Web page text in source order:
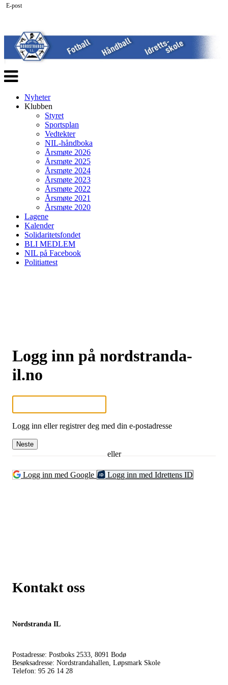
Veksle
navigasjon
Nyheter
Klubben
Styret
Sportsplan
Vedtekter
NIL-håndboka
Årsmøte 2026
Årsmøte 2025
Årsmøte 2024
Årsmøte 2023
Årsmøte 2022
Årsmøte 2021
Årsmøte 2020
Lagene
Kalender
Solidaritetsfondet
BLI MEDLEM
NIL på Facebook
Politiattest
Logg inn på nordstranda-
il.no
E-post
Logg inn eller registrer deg med din e-postadresse
Neste
eller
Logg inn med Google Logg inn med Idrettens ID
Kontakt oss
Nordstranda IL
Postadresse: Postboks 2533, 8091 Bodø
Besøksadresse: Nordstrandahallen, Løpsmark Skole
Telefon: 95 26 14 28